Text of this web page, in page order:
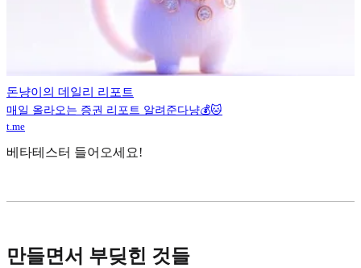
돈냥이의 데일리 리포트
매일 올라오는 증권 리포트 알려준다냥💰🐱
t.me
베타테스터 들어오세요!
만들면서 부딪힌 것들